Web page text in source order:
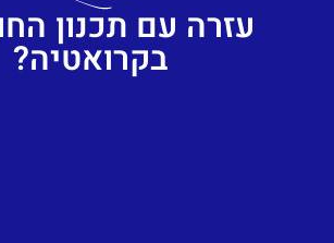
עזרה עם תכנון
בקרואטיה?